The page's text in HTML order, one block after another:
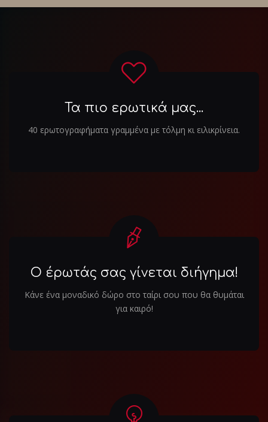
Τα πιο ερωτικά μας...
40 ερωτογραφήματα γραμμένα με τόλμη κι ειλικρίνεια.
Ο έρωτάς σας γίνεται διήγημα!
Κάνε ένα μοναδικό δώρο στο ταίρι σου που θα θυμάται
για καιρό!